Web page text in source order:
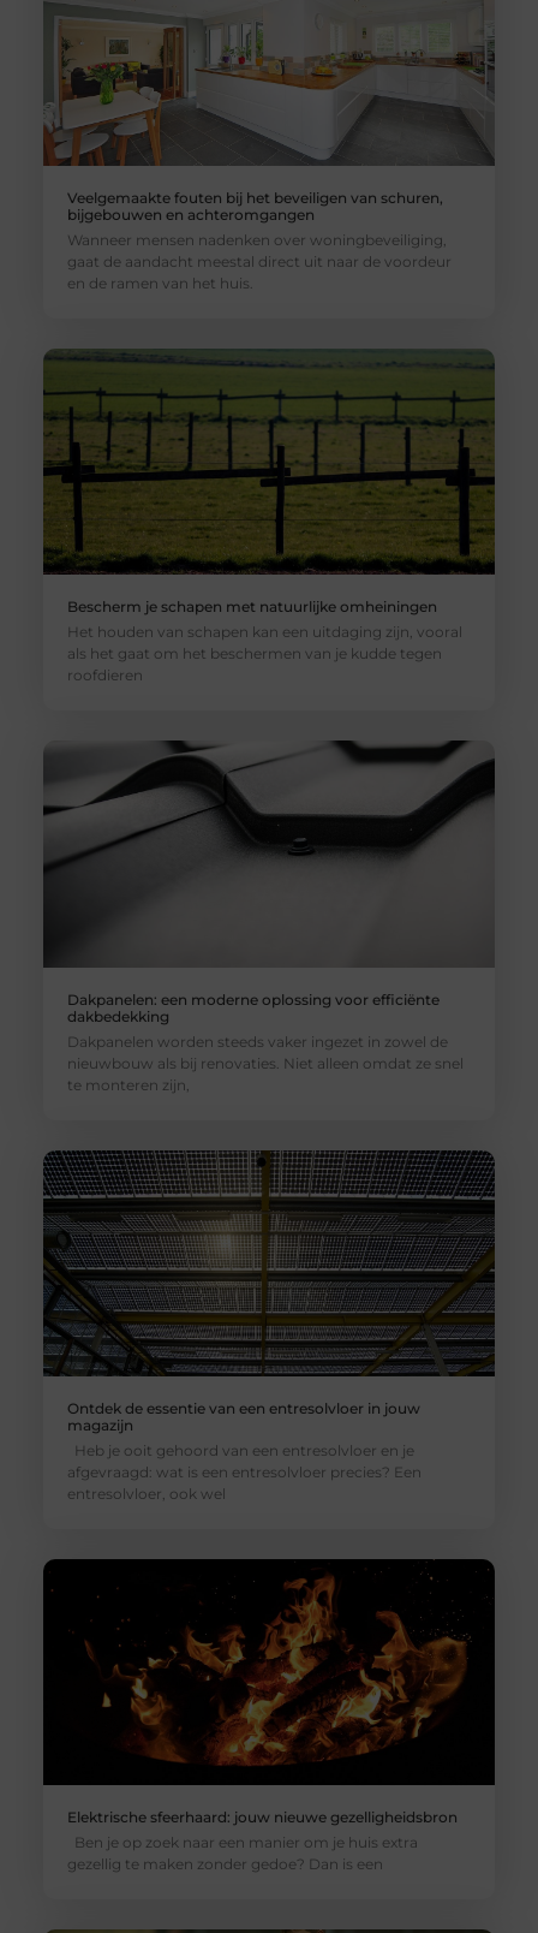
Veelgemaakte fouten bij het beveiligen van schuren,
bijgebouwen en achteromgangen
Wanneer mensen nadenken over woningbeveiliging,
gaat de aandacht meestal direct uit naar de voordeur
en de ramen van het huis.
Bescherm je schapen met natuurlijke omheiningen
Het houden van schapen kan een uitdaging zijn, vooral
als het gaat om het beschermen van je kudde tegen
roofdieren
Dakpanelen: een moderne oplossing voor efficiënte
dakbedekking
Dakpanelen worden steeds vaker ingezet in zowel de
nieuwbouw als bij renovaties. Niet alleen omdat ze snel
te monteren zijn,
Ontdek de essentie van een entresolvloer in jouw
magazijn
Heb je ooit gehoord van een entresolvloer en je
afgevraagd: wat is een entresolvloer precies? Een
entresolvloer, ook wel
Elektrische sfeerhaard: jouw nieuwe gezelligheidsbron
Ben je op zoek naar een manier om je huis extra
gezellig te maken zonder gedoe? Dan is een